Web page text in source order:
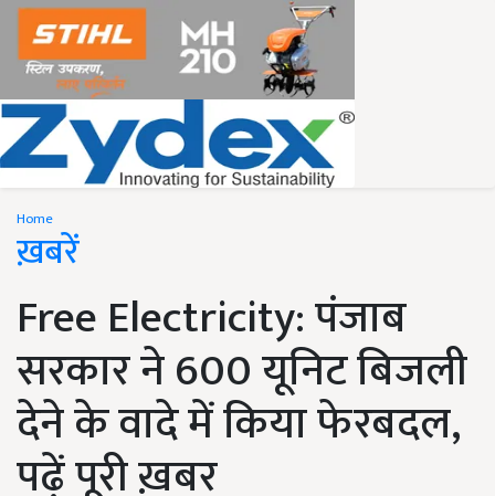
Home
ख़बरें
Free Electricity: पंजाब
सरकार ने 600 यूनिट बिजली
देने के वादे में किया फेरबदल,
पढ़ें पूरी ख़बर